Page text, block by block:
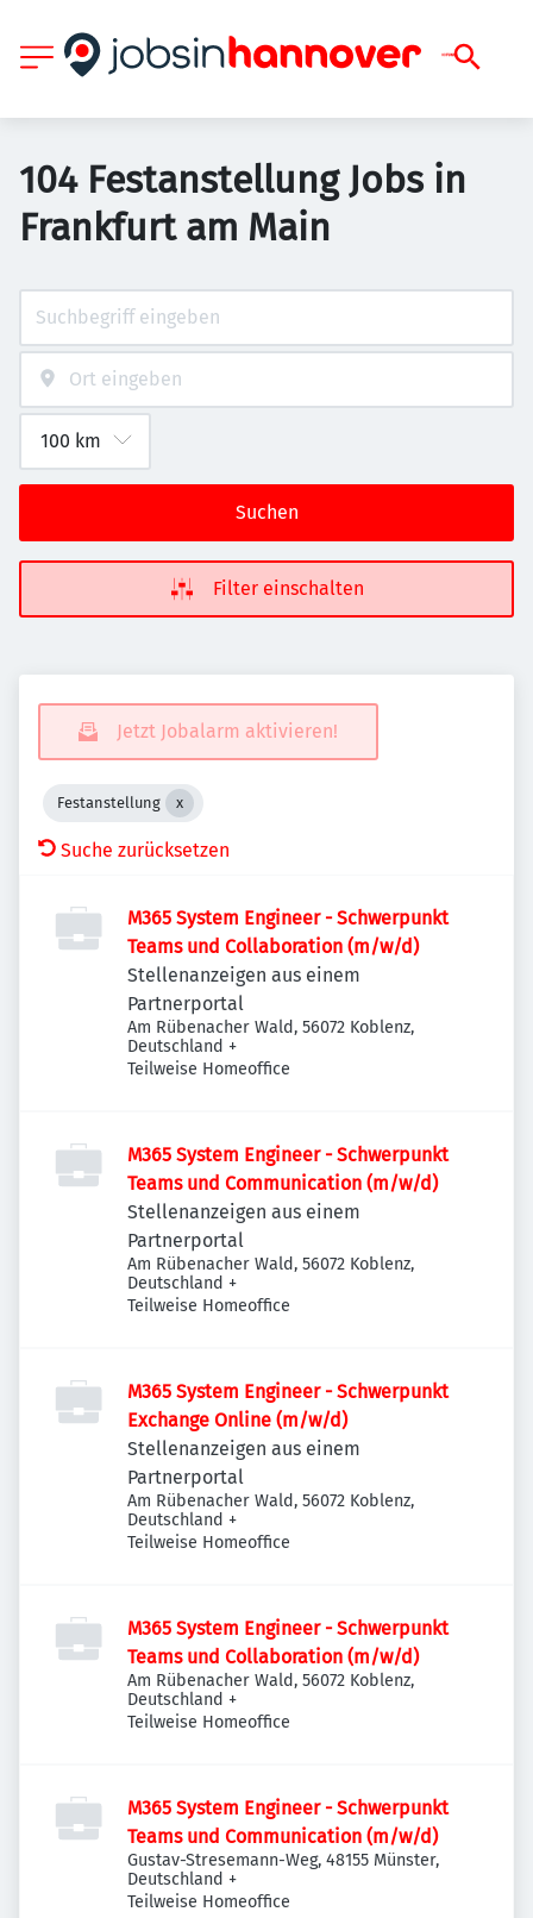
104 Festanstellung Jobs in
Frankfurt am Main
Suchen
Filter einschalten
Jetzt Jobalarm aktivieren!
Festanstellung
Suche zurücksetzen
M365 System Engineer - Schwerpunkt
Teams und Collaboration (m/w/d)
Stellenanzeigen aus einem
Partnerportal
Am Rübenacher Wald, 56072 Koblenz,
Deutschland +
Teilweise Homeoffice
M365 System Engineer - Schwerpunkt
Teams und Communication (m/w/d)
Stellenanzeigen aus einem
Partnerportal
Am Rübenacher Wald, 56072 Koblenz,
Deutschland +
Teilweise Homeoffice
M365 System Engineer - Schwerpunkt
Exchange Online (m/w/d)
Stellenanzeigen aus einem
Partnerportal
Am Rübenacher Wald, 56072 Koblenz,
Deutschland +
Teilweise Homeoffice
M365 System Engineer - Schwerpunkt
Teams und Collaboration (m/w/d)
Am Rübenacher Wald, 56072 Koblenz,
Deutschland +
Teilweise Homeoffice
M365 System Engineer - Schwerpunkt
Teams und Communication (m/w/d)
Gustav-Stresemann-Weg, 48155 Münster,
Deutschland +
Teilweise Homeoffice